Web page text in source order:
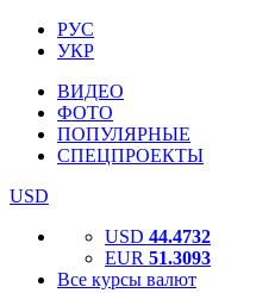
РУС
УКР
ВИДЕО
ФОТО
ПОПУЛЯРНЫЕ
СПЕЦПРОЕКТЫ
USD
USD 44.4732
EUR 51.3093
Все курсы валют